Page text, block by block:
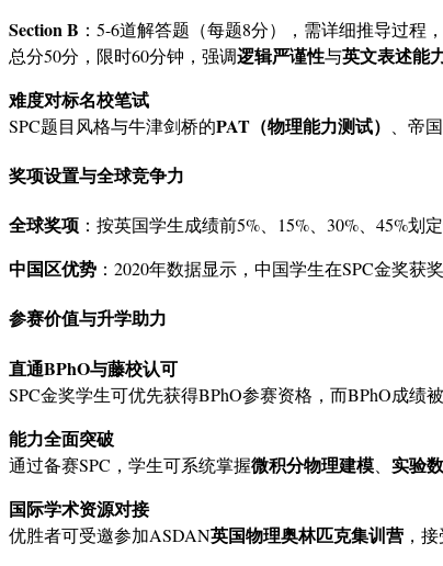
Section B ：5-6道解答题（每题8分），需详细推导过程
总分50分，限时60分钟，强调逻辑严谨性与英文表述能
难度对标名校笔试
SPC题目风格与牛津剑桥的PAT（物理能力测试） 、帝
奖项设置与全球竞争力
全球奖项 ：按英国学生成绩前5%、15%、30%、45%划定
中国区优势 ：2020年数据显示，中国学生在SPC金奖获
参赛价值与升学助力
直通BPhO与藤校认可
SPC金奖学生可优先获得BPhO参赛资格，而BPhO成绩
能力全面突破
通过备赛SPC，学生可系统掌握微积分物理建模 实验
国际学术资源对接
优胜者可受邀参加ASDAN英国物理奥林匹克集训营 ，